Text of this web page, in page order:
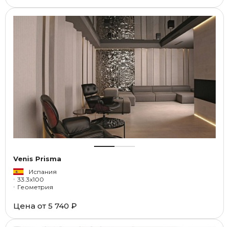
Venis Prisma
Испания
33.3x100
Геометрия
Цена от 5 740 ₽